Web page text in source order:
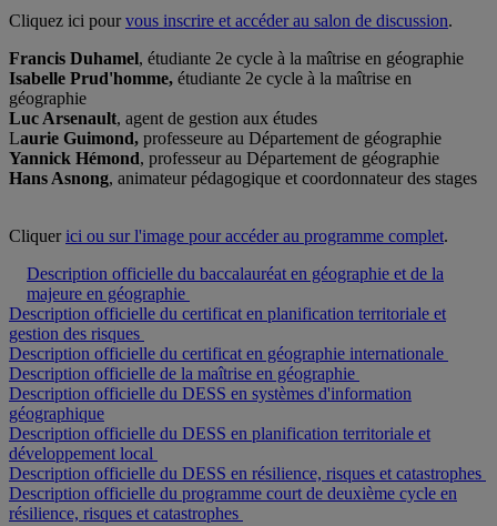
Cliquez ici pourvous inscrire et accéder au salon de discussion.
Francis Duhamel, étudiante 2e cycle à la maîtrise en géographie
Isabelle Prud'homme, étudiante 2e cycle à la maîtrise en
géographie
Luc Arsenault, agent de gestion aux études
Laurie Guimond, professeure au Département de géographie
Yannick Hémond, professeur au Département de géographie
Hans Asnong, animateur pédagogique et coordonnateur des stages
Cliquer ici ou sur l'image pour accéder au programme complet.
Description officielle du baccalauréat en géographie et de la
majeure en géographie
Description officielle du certificat en planification territoriale et
gestion des risques
Description officielle du certificat en géographie internationale
Description officielle de la maîtrise en géographie
Description officielle du DESS en systèmes d'information
géographique
Description officielle du DESS en planification territoriale et
développement local
Description officielle du DESS en résilience, risques et catastrophes
Description officielle du programme court de deuxième cycle en
résilience, risques et catastrophes